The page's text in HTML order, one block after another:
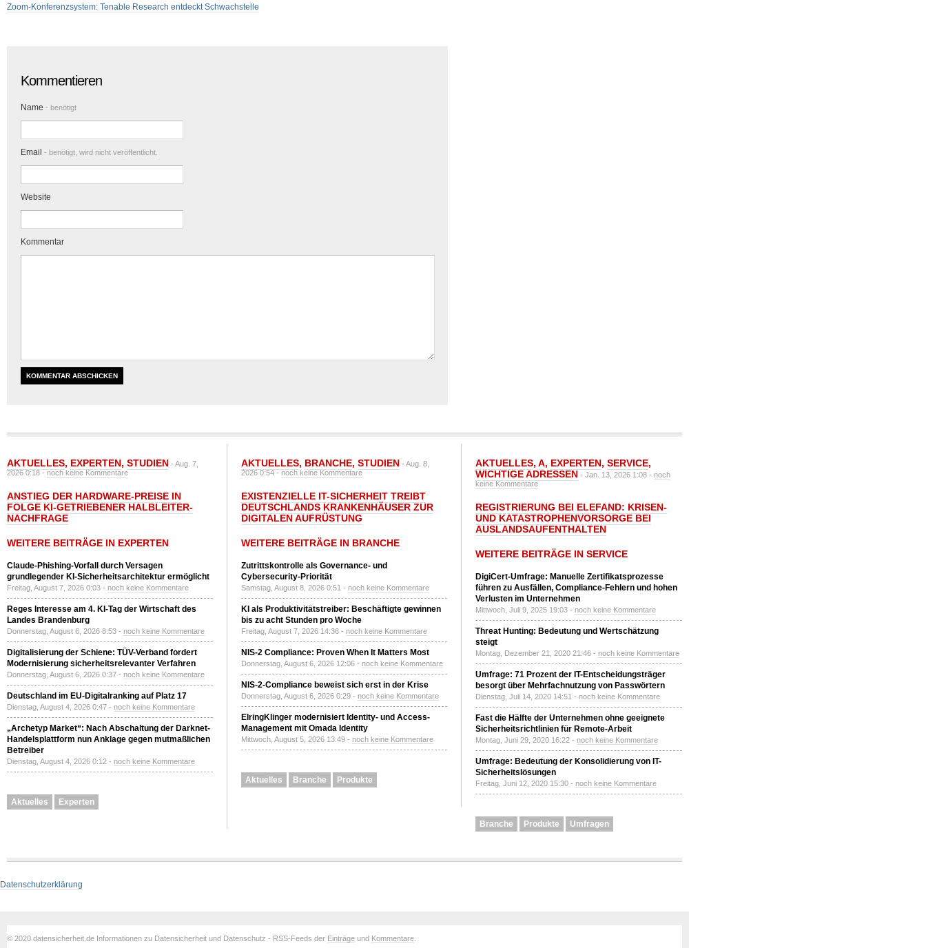
Zoom-Konferenzsystem: Tenable Research entdeckt Schwachstelle
Kommentieren
Name - benötigt
Email - benötigt, wird nicht veröffentlicht.
Website
Kommentar
AKTUELLES, EXPERTEN, STUDIEN - Aug. 7,
2026 0:18 -noch keine Kommentare
ANSTIEG DER HARDWARE-PREISE IN
FOLGE KI-GETRIEBENER HALBLEITER-
NACHFRAGE
WEITERE BEITRÄGE IN EXPERTEN
Claude-Phishing-Vorfall durch Versagen
grundlegender KI-Sicherheitsarchitektur ermöglicht
Freitag, August 7, 2026 0:03 - noch keine Kommentare
Reges Interesse am 4. KI-Tag der Wirtschaft des
Landes Brandenburg
Donnerstag, August 6, 2026 8:53 - noch keine Kommentare
Digitalisierung der Schiene: TÜV-Verband fordert
Modernisierung sicherheitsrelevanter Verfahren
Donnerstag, August 6, 2026 0:37 - noch keine Kommentare
Deutschland im EU-Digitalranking auf Platz 17
Dienstag, August 4, 2026 0:47 - noch keine Kommentare
„Archetyp Market“: Nach Abschaltung der Darknet-
Handelsplattform nun Anklage gegen mutmaßlichen
Betreiber
Dienstag, August 4, 2026 0:12 - noch keine Kommentare
Aktuelles Experten
AKTUELLES, BRANCHE, STUDIEN - Aug. 8,
2026 0:54 -noch keine Kommentare
EXISTENZIELLE IT-SICHERHEIT TREIBT
DEUTSCHLANDS KRANKENHÄUSER ZUR
DIGITALEN AUFRÜSTUNG
WEITERE BEITRÄGE IN BRANCHE
Zutrittskontrolle als Governance- und
Cybersecurity-Priorität
Samstag, August 8, 2026 0:51 - noch keine Kommentare
KI als Produktivitätstreiber: Beschäftigte gewinnen
bis zu acht Stunden pro Woche
Freitag, August 7, 2026 14:36 - noch keine Kommentare
NIS-2 Compliance: Proven When It Matters Most
Donnerstag, August 6, 2026 12:06 - noch keine Kommentare
NIS-2-Compliance beweist sich erst in der Krise
Donnerstag, August 6, 2026 0:29 - noch keine Kommentare
ElringKlinger modernisiert Identity- und Access-
Management mit Omada Identity
Mittwoch, August 5, 2026 13:49 - noch keine Kommentare
Aktuelles Branche Produkte
AKTUELLES, A, EXPERTEN, SERVICE,
WICHTIGE ADRESSEN - Jan. 13, 2026 1:08 - noch
keine Kommentare
REGISTRIERUNG BEI ELEFAND: KRISEN-
UND KATASTROPHENVORSORGE BEI
AUSLANDSAUFENTHALTEN
WEITERE BEITRÄGE IN SERVICE
DigiCert-Umfrage: Manuelle Zertifikatsprozesse
führen zu Ausfällen, Compliance-Fehlern und hohen
Verlusten im Unternehmen
Mittwoch, Juli 9, 2025 19:03 - noch keine Kommentare
Threat Hunting: Bedeutung und Wertschätzung
steigt
Montag, Dezember 21, 2020 21:46 - noch keine Kommentare
Umfrage: 71 Prozent der IT-Entscheidungsträger
besorgt über Mehrfachnutzung von Passwörtern
Dienstag, Juli 14, 2020 14:51 - noch keine Kommentare
Fast die Hälfte der Unternehmen ohne geeignete
Sicherheitsrichtlinien für Remote-Arbeit
Montag, Juni 29, 2020 16:22 - noch keine Kommentare
Umfrage: Bedeutung der Konsolidierung von IT-
Sicherheitslösungen
Freitag, Juni 12, 2020 15:30 - noch keine Kommentare
Branche Produkte Umfragen
Datenschutzerklärung
© 2020 datensicherheit.de Informationen zu Datensicherheit und Datenschutz - RSS-Feeds der Einträge und Kommentare